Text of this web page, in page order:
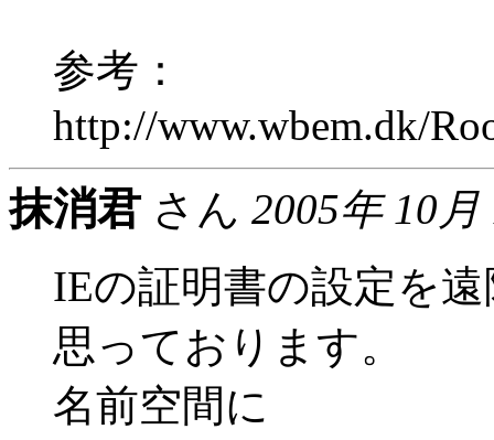
参考：
http://www.wbem.dk/
抹消君さん 2005年 10
IEの証明書の設定を
思っております。
名前空間に